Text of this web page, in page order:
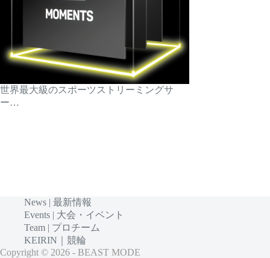
世界最大級のスポーツストリーミングサ
ー…
News | 最新情報
Events | 大会・イベント
Team | プロチーム
KEIRIN｜競輪
Copyright © 2026 - BEAST MODE